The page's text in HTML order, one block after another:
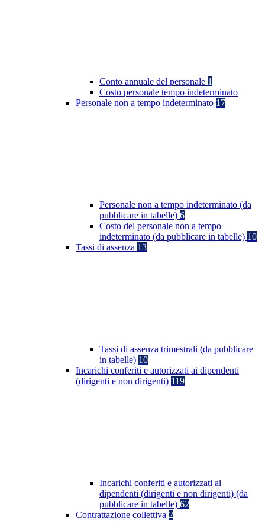
Conto annuale del personale 1
Costo personale tempo indeterminato
Personale non a tempo indeterminato 17
Personale non a tempo indeterminato (da
pubblicare in tabelle) 6
Costo del personale non a tempo
indeterminato (da pubblicare in tabelle) 10
Tassi di assenza 13
Tassi di assenza trimestrali (da pubblicare
in tabelle) 10
Incarichi conferiti e autorizzati ai dipendenti
(dirigenti e non dirigenti) 119
Incarichi conferiti e autorizzati ai
dipendenti (dirigenti e non dirigenti) (da
pubblicare in tabelle) 62
Contrattazione collettiva 2